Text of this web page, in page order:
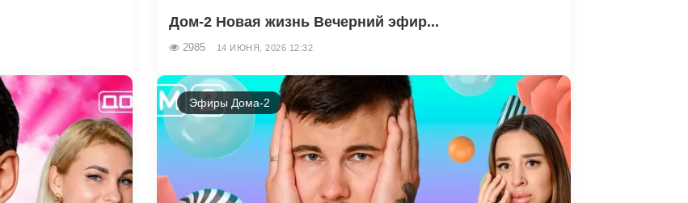
Дом-2 Новая жизнь Вечерний эфир...
2985 14 ИЮНЯ, 2026 12:32
Эфиры Дома-2